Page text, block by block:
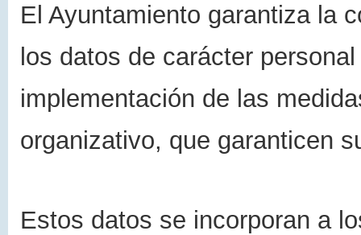
El Ayuntamiento garantiza la
los datos de carácter
implementación de las
organizativo, que garanticen
Estos datos se incorporan a